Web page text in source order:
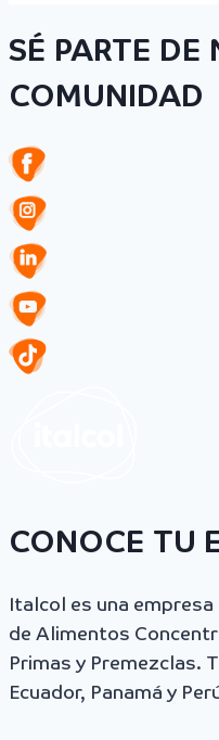
SÉ PARTE DE
COMUNIDAD
CONOCE TU
Italcol es una
de Alimentos
Primas y Premezclas.
Ecuador, Panamá y